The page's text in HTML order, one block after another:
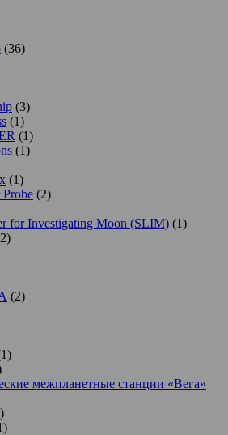
(36)
(3)
(1)
(1)
(1)
(1)
Probe (2)
for Investigating Moon (SLIM) (1)
(2)
межпланетные станции «Вега»